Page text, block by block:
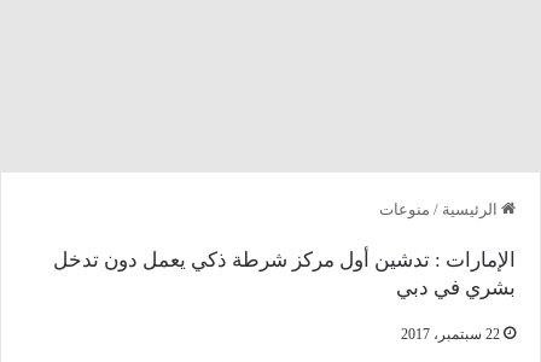
الرئيسية / منوعات
الإمارات : تدشين أول مركز شرطة ذكي يعمل دون تدخل
بشري في دبي
22 سبتمبر، 2017